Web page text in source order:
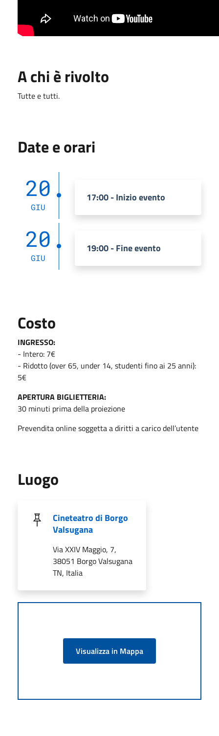
A chi è rivolto
Tutte e tutti.
Date e orari
20
GIU
17:00 - Inizio evento
20
GIU
19:00 - Fine evento
Costo
INGRESSO:
- Intero: 7€
- Ridotto (over 65, under 14, studenti fino ai 25 anni):
5€
APERTURA BIGLIETTERIA:
30 minuti prima della proiezione
Prevendita online soggetta a diritti a carico dell’utente
Luogo
Cineteatro di Borgo
Valsugana
Via XXIV Maggio, 7,
38051 Borgo Valsugana
TN, Italia
Visualizza in Mappa